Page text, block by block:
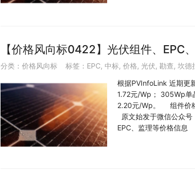
【价格风向标0422】光伏组件、EPC
分类： 价格风向标 标签： EPC, 中标, 价格, 光伏, 勘查, 坎德
根据PVInfoLink 近期更
1.72元/Wp； 305Wp单
2.20元/Wp。 组件价格
原文始发于微信公众号
EPC、监理等价格信息